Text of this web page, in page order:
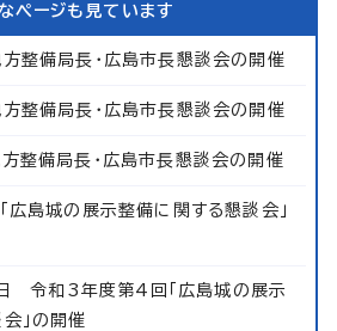
ページも見ています
整備局長・広島市長懇談会の開催
整備局長・広島市長懇談会の開催
整備局長・広島市長懇談会の開催
島城の展示整備に関する懇談会」
和3年度第4回「広島城の展示
」の開催